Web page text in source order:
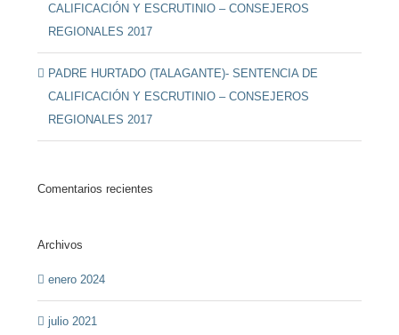
CALIFICACIÓN Y ESCRUTINIO – CONSEJEROS
REGIONALES 2017
PADRE HURTADO (TALAGANTE)- SENTENCIA DE
CALIFICACIÓN Y ESCRUTINIO – CONSEJEROS
REGIONALES 2017
Comentarios recientes
Archivos
enero 2024
julio 2021